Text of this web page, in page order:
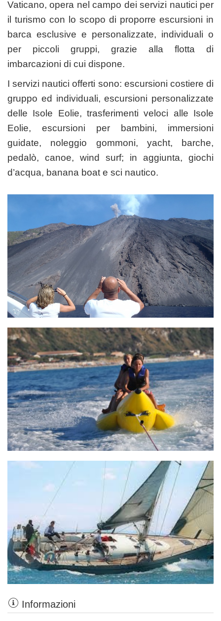
Vaticano, opera nel campo dei servizi nautici per
il turismo con lo scopo di proporre escursioni in
barca esclusive e personalizzate, individuali o
per piccoli gruppi, grazie alla flotta di
imbarcazioni di cui dispone.
I servizi nautici offerti sono: escursioni costiere di
gruppo ed individuali, escursioni personalizzate
delle Isole Eolie, trasferimenti veloci alle Isole
Eolie, escursioni per bambini, immersioni
guidate, noleggio gommoni, yacht, barche,
pedalò, canoe, wind surf; in aggiunta, giochi
d’acqua, banana boat e sci nautico.
Informazioni